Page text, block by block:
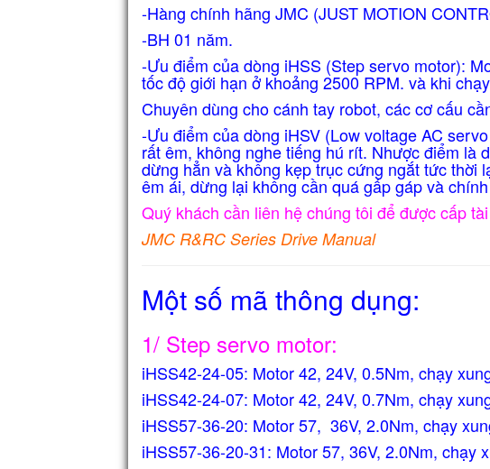
-Hàng chính hãng JMC (JUST MOTION
-BH 01 năm.
-Ưu điểm của dòng iHSS (Step servo motor):
tốc độ giới hạn ở khoảng 2500 RPM. và khi
Chuyên dùng cho cánh tay robot, các cơ cấu
-Ưu điểm của dòng iHSV (Low voltage AC
rất êm, không nghe tiếng hú rít. Nhược điểm là
dừng hẳn và không kẹp trục cứng ngắt tức thời
êm ái, dừng lại không cần quá gấp gáp và
Quý khách cần liên hệ chúng tôi để được cấp
JMC R&RC Series Drive Manual
Một số mã thông dụng:
1/ Step servo motor:
iHSS42-24-05: Motor 42, 24V, 0.5Nm, chạy
iHSS42-24-07: Motor 42, 24V, 0.7Nm, chạy
iHSS57-36-20: Motor 57, 36V, 2.0Nm, chạy
iHSS57-36-20-31: Motor 57, 36V, 2.0Nm, chạy